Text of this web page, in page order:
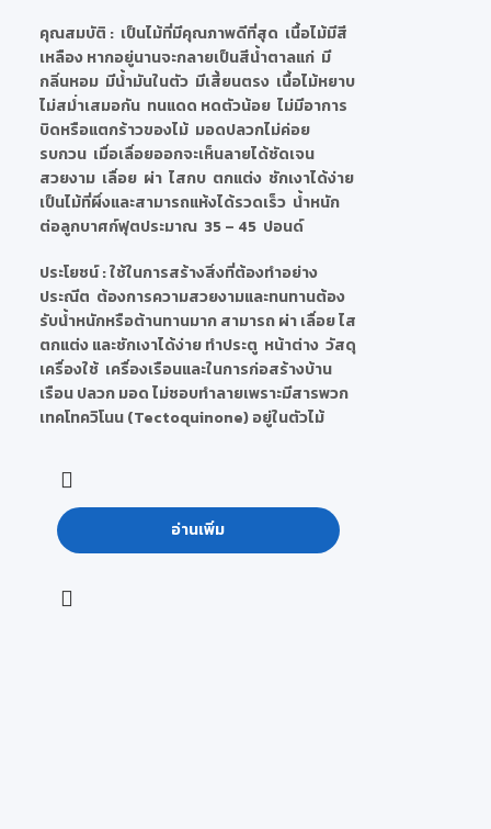
คุณสมบัติ : เป็นไม้ที่มีคุณภาพดีที่สุด เนื้อไม้มีสี
เหลือง หากอยู่นานจะกลายเป็นสีน้ำตาลแก่ มี
กลิ่นหอม มีน้ำมันในตัว มีเสี้ยนตรง เนื้อไม้หยาบ
ไม่สม่ำเสมอกัน ทนแดด หดตัวน้อย ไม่มีอาการ
บิดหรือแตกร้าวของไม้ มอดปลวกไม่ค่อย
รบกวน เมื่อเลื่อยออกจะเห็นลายได้ชัดเจน
สวยงาม เลื่อย ผ่า ไสกบ ตกแต่ง ชักเงาได้ง่าย
เป็นไม้ที่ผึ่งและสามารถแห้งได้รวดเร็ว น้ำหนัก
ต่อลูกบาศก์ฟุตประมาณ 35 – 45 ปอนด์
ประโยชน์: ใช้ในการสร้างสิ่งที่ต้องทำอย่าง
ประณีต ต้องการความสวยงามและทนทานต้อง
รับน้ำหนักหรือต้านทานมาก สามารถ ผ่า เลื่อย ไส
ตกแต่ง และชักเงาได้ง่าย ทำประตู หน้าต่าง วัสดุ
เครื่องใช้ เครื่องเรือนและในการก่อสร้างบ้าน
เรือน ปลวก มอด ไม่ชอบทำลายเพราะมีสารพวก
เทคโทควิโนน (Tectoquinone) อยู่ในตัวไม้
อ่านเพิ่ม